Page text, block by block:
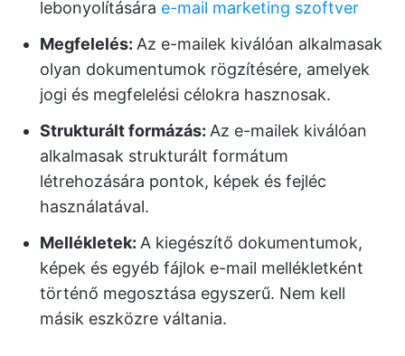
lebonyolítására e-mail marketing szoftver
Megfelelés: Az e-mailek kiválóan alkalmasak
olyan dokumentumok rögzítésére, amelyek
jogi és megfelelési célokra hasznosak.
Strukturált formázás: Az e-mailek kiválóan
alkalmasak strukturált formátum
létrehozására pontok, képek és fejléc
használatával.
Mellékletek: A kiegészítő dokumentumok,
képek és egyéb fájlok e-mail mellékletként
történő megosztása egyszerű. Nem kell
másik eszközre váltania.